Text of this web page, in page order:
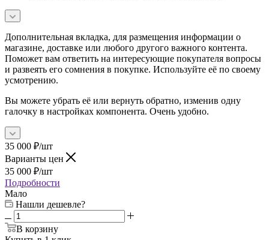
Дополнительная вкладка, для размещения информации о
магазине, доставке или любого другого важного контента.
Поможет вам ответить на интересующие покупателя вопросы
и развеять его сомнения в покупке. Используйте её по своему
усмотрению.
Вы можете убрать её или вернуть обратно, изменив одну
галочку в настройках компонента. Очень удобно.
35 000 ₽/шт
Варианты цен
35 000 ₽/шт
Подробности
Мало
Нашли дешевле?
В корзину